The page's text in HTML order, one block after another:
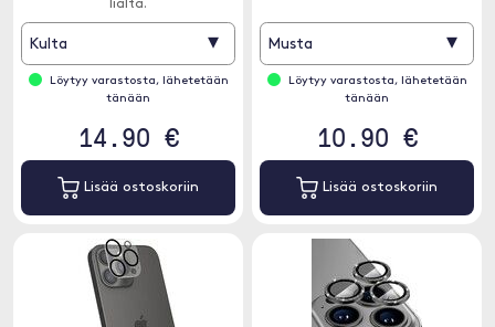
lialta.
Kulta ▾
Löytyy varastosta, lähetetään
tänään
14.90 €
Lisää ostoskoriin
Musta ▾
Löytyy varastosta, lähetetään
tänään
10.90 €
Lisää ostoskoriin